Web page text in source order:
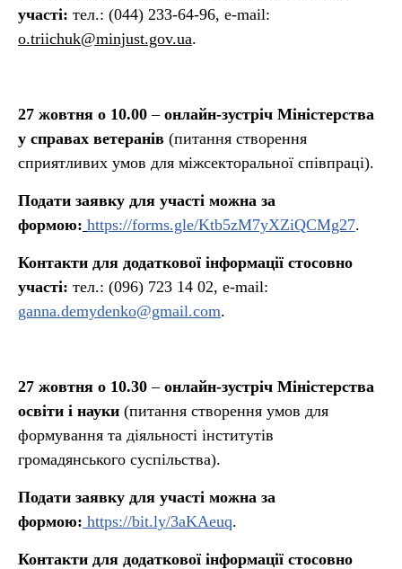
участі: тел.: (044) 233-64-96, e-mail:
o.triichuk@minjust.gov.ua.
27 жовтня о 10.00 – онлайн-зустріч Міністерства
у справах ветеранів (питання створення
сприятливих умов для міжсекторальної співпраці).
Подати заявку для участі можна за
формою: https://forms.gle/Ktb5zM7yXZiQCMg27.
Контакти для додаткової інформації стосовно
участі: тел.: (096) 723 14 02, e-mail:
ganna.demydenko@gmail.com.
27 жовтня о 10.30 – онлайн-зустріч Міністерства
освіти і науки (питання створення умов для
формування та діяльності інститутів
громадянського суспільства).
Подати заявку для участі можна за
формою: https://bit.ly/3aKAeuq.
Контакти для додаткової інформації стосовно